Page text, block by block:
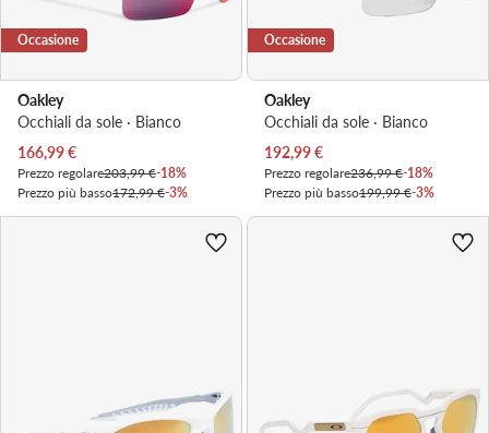
Occasione
Oakley
Occhiali da sole · Bianco
Prezzo attuale
166,99€
Prezzo regolare203,99 €-18%
Prezzo più basso172,99 €-3%
Occasione
Oakley
Occhiali da sole · Bianco
Prezzo attuale
192,99€
Prezzo regolare236,99 €-18%
Prezzo più basso199,99 €-3%